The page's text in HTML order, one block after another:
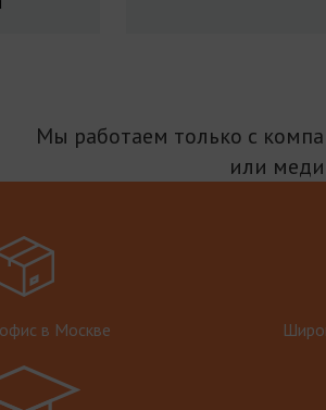
Мы работаем только с
или
в Москве